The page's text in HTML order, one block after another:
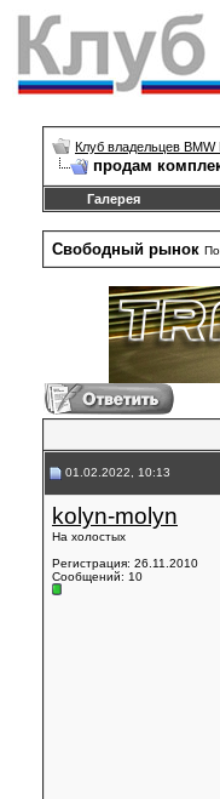
Клуб владельцев BMW
продам
Галерея
Свободный рынок
01.02.2022, 10:13
kolyn-molyn
На холостых
Регистрация: 26.11.2010
Сообщений: 10